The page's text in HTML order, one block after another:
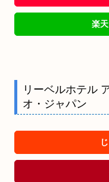
楽
リーベルホテル
オ・ジャパン